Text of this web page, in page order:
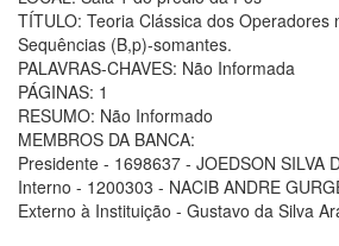
TÍTULO: Teoria Clássica dos Operadores
Sequências (B,p)-somantes.
PALAVRAS-CHAVES: Não Informada
PÁGINAS: 1
RESUMO: Não Informado
MEMBROS DA BANCA:
Presidente - 1698637 - JOEDSON SILVA
Interno - 1200303 - NACIB ANDRE
Externo à Instituição - Gustavo da Silva